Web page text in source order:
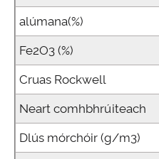
alúmana(%)
Fe2O3 (%)
Cruas Rockwell
Neart comhbhrúiteach
Dlús mórchóir (g/m3)